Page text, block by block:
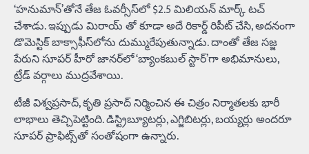
‘హనుమాన్’తోనే తేజ ఓవర్సీస్‌లో $2.5 మిలియన్ మార్క్ టచ్
చేశాడు. ఇప్పుడు మిరాయ్ తో కూడా అదే రికార్డ్ రిపీట్ చేసి, అదనంగా
డొమెస్టిక్ బాక్సాఫీస్‌లోను దుమ్మురేపుతున్నాడు. దాంతో తేజ సజ్జ
పేరుని సూపర్ హీరో జానర్‌లో ‘బ్యాంకబుల్ స్టార్’గా అభిమానులు,
ట్రేడ్ వర్గాలు ముద్రవేశాయి.
టీజీ విశ్వప్రసాద్, కృతి ప్రసాద్ నిర్మించిన ఈ చిత్రం నిర్మాతలకు భారీ
లాభాలు తెచ్చిపెట్టింది. డిస్ట్రిబ్యూటర్లు, ఎగ్జిబిటర్లు, బయ్యర్లు అందరూ
సూపర్ ప్రాఫిట్స్‌తో సంతోషంగా ఉన్నారు.